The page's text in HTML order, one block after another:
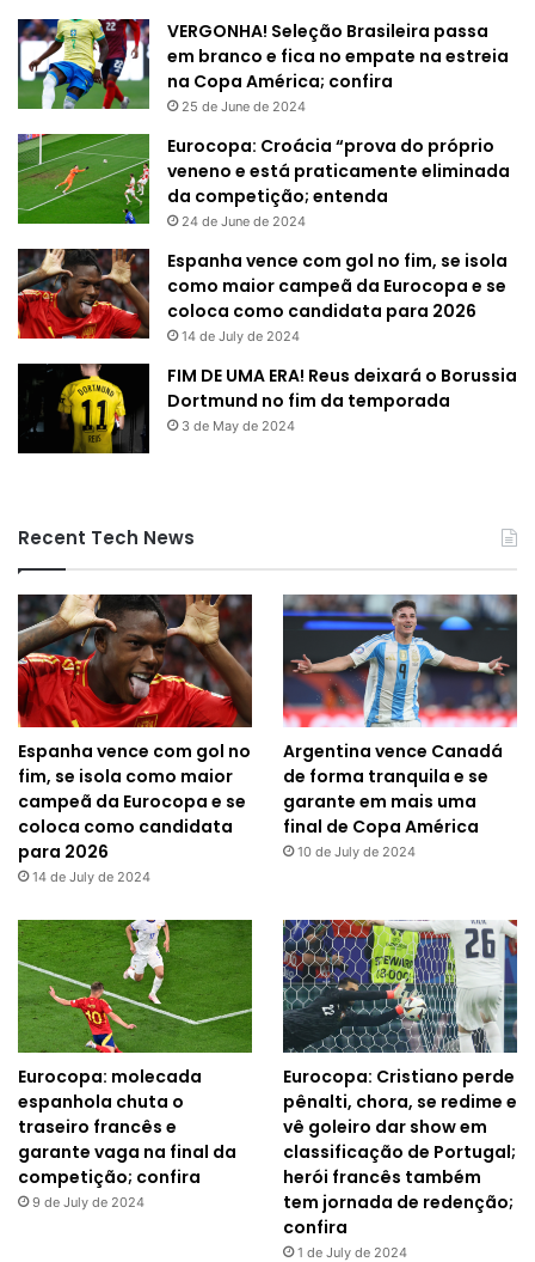
VERGONHA! Seleção Brasileira passa
em branco e fica no empate na estreia
na Copa América; confira
25 de June de 2024
Eurocopa: Croácia “prova do próprio
veneno e está praticamente eliminada
da competição; entenda
24 de June de 2024
Espanha vence com gol no fim, se isola
como maior campeã da Eurocopa e se
coloca como candidata para 2026
14 de July de 2024
FIM DE UMA ERA! Reus deixará o Borussia
Dortmund no fim da temporada
3 de May de 2024
Recent Tech News
Espanha vence com gol no
fim, se isola como maior
campeã da Eurocopa e se
coloca como candidata
para 2026
14 de July de 2024
Argentina vence Canadá
de forma tranquila e se
garante em mais uma
final de Copa América
10 de July de 2024
Eurocopa: molecada
espanhola chuta o
traseiro francês e
garante vaga na final da
competição; confira
9 de July de 2024
Eurocopa: Cristiano perde
pênalti, chora, se redime e
vê goleiro dar show em
classificação de Portugal;
herói francês também
tem jornada de redenção;
confira
1 de July de 2024